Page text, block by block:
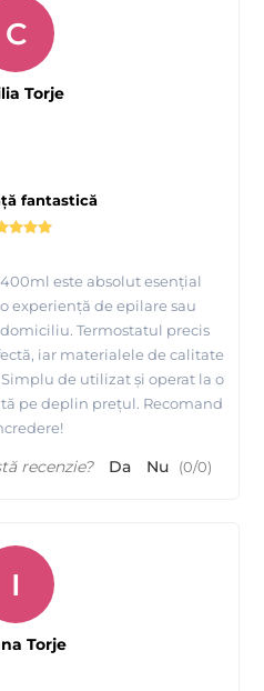
fantastică
este absolut esențial
experiență de epilare sau
Termostatul precis
iar materialele de calitate
de utilizat și operat la o
pe deplin prețul. Recomand
C
Torje
recenzie? Da Nu (0/0)
I
Torje